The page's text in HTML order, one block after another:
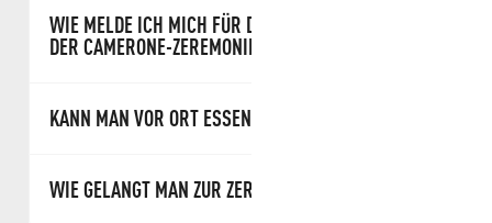
WIE MELDE ICH MICH FÜR DIE TEILNAHME AN
DER CAMERONE-ZEREMONIE AN?
KANN MAN VOR ORT ESSEN?
WIE GELANGT MAN ZUR ZEREMONIE?